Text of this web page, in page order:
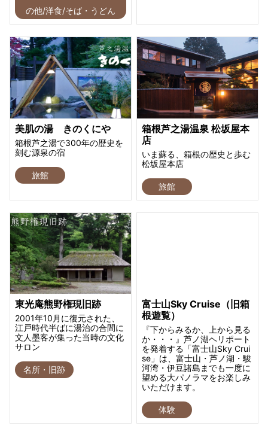
の他/洋食/そば・うどん
美肌の湯 きのくにや
箱根芦之湯で300年の歴史を
刻む源泉の宿
旅館
箱根芦之湯温泉 松坂屋本
店
いま蘇る、箱根の歴史と歩む
松坂屋本店
旅館
東光庵熊野権現旧跡
2001年10月に復元された、
江戸時代半ばに湯治の合間に
文人墨客が集った当時の文化
サロン
名所・旧跡
富士山Sky Cruise（旧箱
根遊覧）
『下からみるか、上から見る
か・・・』芦ノ湖ヘリポート
を発着する「富士山Sky Crui
se」は、富士山・芦ノ湖・駿
河湾・伊豆諸島までも一度に
望める大パノラマをお楽しみ
いただけます。
体験